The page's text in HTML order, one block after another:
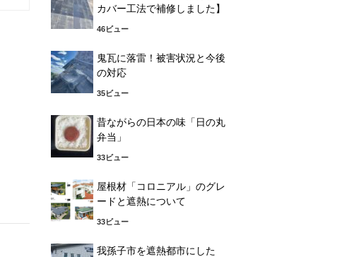
カバー工法で補修しました】
46ビュー
鬼瓦に落雷！被害状況と今後
の対応
35ビュー
昔ながらの日本の味「日の丸
弁当」
33ビュー
屋根材「コロニアル」のグレ
ードと遮熱について
33ビュー
我孫子市を遮熱都市にした